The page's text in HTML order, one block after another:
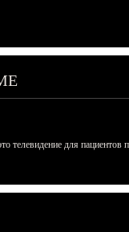
телевидение для пациентов